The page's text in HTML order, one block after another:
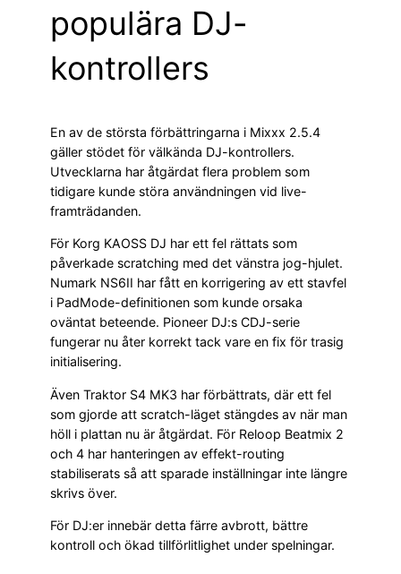
populära DJ-
kontrollers
En av de största förbättringarna i Mixxx 2.5.4
gäller stödet för välkända DJ-kontrollers.
Utvecklarna har åtgärdat flera problem som
tidigare kunde störa användningen vid live-
framträdanden.
För Korg KAOSS DJ har ett fel rättats som
påverkade scratching med det vänstra jog-hjulet.
Numark NS6II har fått en korrigering av ett stavfel
i PadMode-definitionen som kunde orsaka
oväntat beteende. Pioneer DJ:s CDJ-serie
fungerar nu åter korrekt tack vare en fix för trasig
initialisering.
Även Traktor S4 MK3 har förbättrats, där ett fel
som gjorde att scratch-läget stängdes av när man
höll i plattan nu är åtgärdat. För Reloop Beatmix 2
och 4 har hanteringen av effekt-routing
stabiliserats så att sparade inställningar inte längre
skrivs över.
För DJ:er innebär detta färre avbrott, bättre
kontroll och ökad tillförlitlighet under spelningar.